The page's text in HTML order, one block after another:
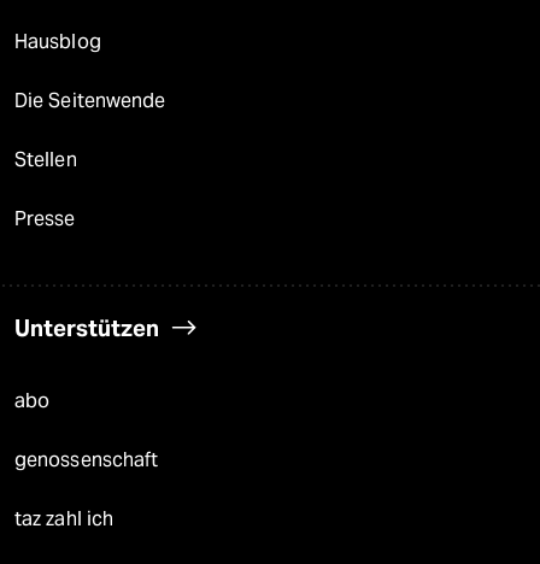
Hausblog
Die Seitenwende
Stellen
Presse
Unterstützen
abo
genossenschaft
taz zahl ich